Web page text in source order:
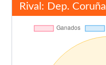
Rival: Dep. Coruña